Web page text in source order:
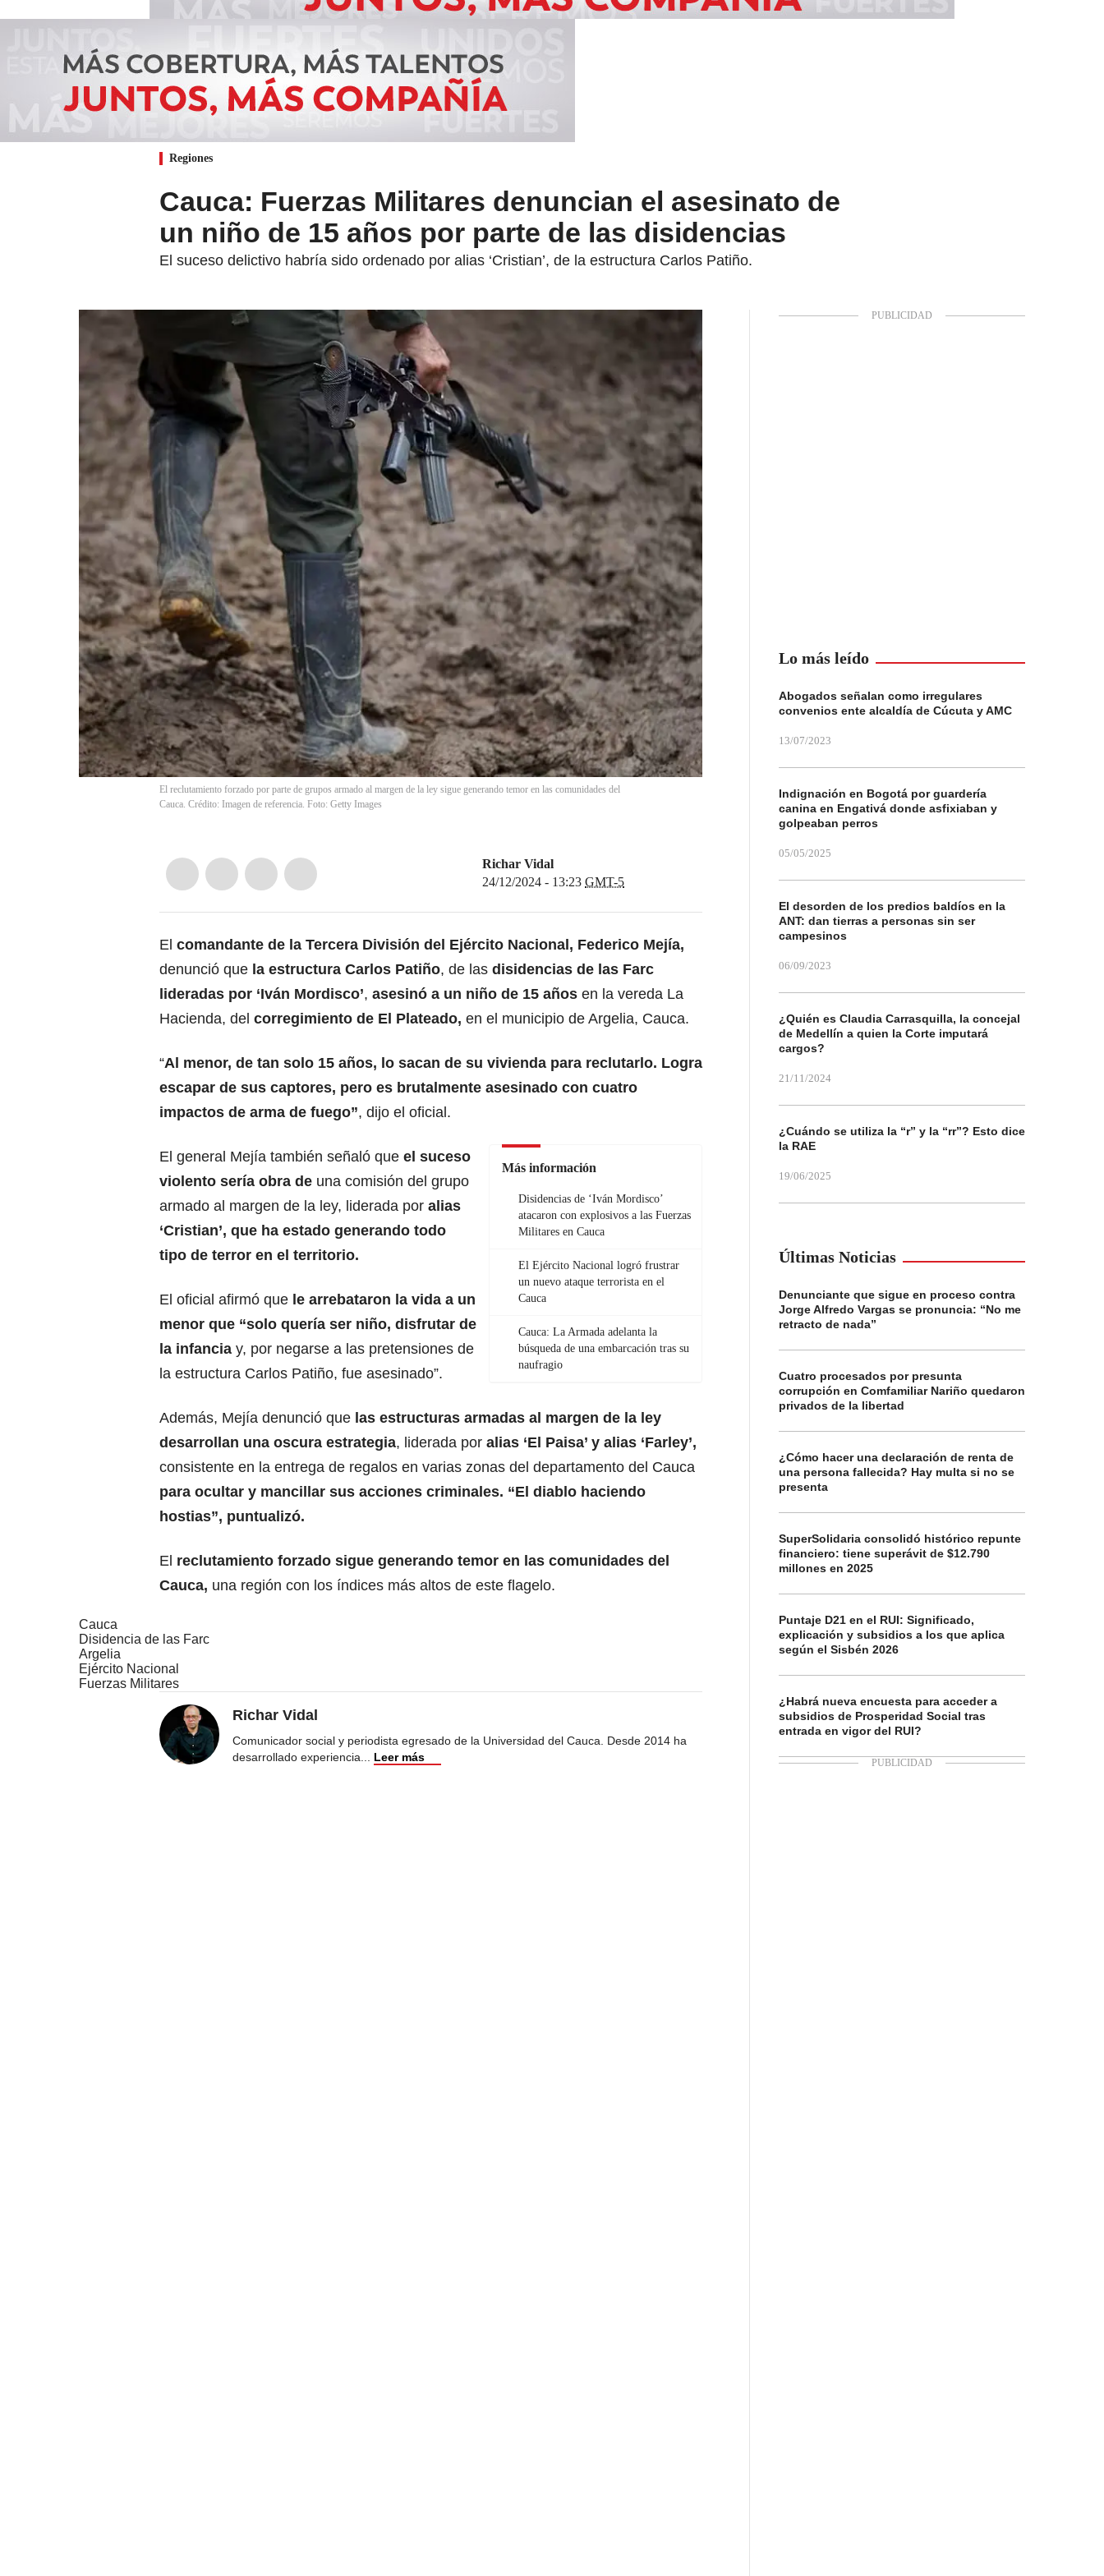
Regiones
Cauca: Fuerzas Militares denuncian el asesinato de
un niño de 15 años por parte de las disidencias
El suceso delictivo habría sido ordenado por alias ‘Cristian’, de la estructura Carlos Patiño.
El reclutamiento forzado por parte de grupos armado al margen de la ley sigue generando temor en las comunidades del
Cauca. Crédito: Imagen de referencia. Foto: Getty Images
Richar Vidal
24/12/2024 - 13:23 GMT-5
El comandante de la Tercera División del Ejército Nacional, Federico Mejía,
denunció que la estructura Carlos Patiño, de las disidencias de las Farc
lideradas por ‘Iván Mordisco’, asesinó a un niño de 15 años en la vereda La
Hacienda, del corregimiento de El Plateado, en el municipio de Argelia, Cauca.
“Al menor, de tan solo 15 años, lo sacan de su vivienda para reclutarlo. Logra
escapar de sus captores, pero es brutalmente asesinado con cuatro
impactos de arma de fuego”, dijo el oficial.
Más información
Disidencias de ‘Iván Mordisco’
atacaron con explosivos a las Fuerzas
Militares en Cauca
El Ejército Nacional logró frustrar
un nuevo ataque terrorista en el
Cauca
Cauca: La Armada adelanta la
búsqueda de una embarcación tras su
naufragio
El general Mejía también señaló que el suceso
violento sería obra de una comisión del grupo
armado al margen de la ley, liderada por alias
‘Cristian’, que ha estado generando todo
tipo de terror en el territorio.
El oficial afirmó que le arrebataron la vida a un
menor que “solo quería ser niño, disfrutar de
la infancia y, por negarse a las pretensiones de
la estructura Carlos Patiño, fue asesinado”.
Además, Mejía denunció que las estructuras armadas al margen de la ley
desarrollan una oscura estrategia, liderada por alias ‘El Paisa’ y alias ‘Farley’,
consistente en la entrega de regalos en varias zonas del departamento del Cauca
para ocultar y mancillar sus acciones criminales. “El diablo haciendo
hostias”, puntualizó.
El reclutamiento forzado sigue generando temor en las comunidades del
Cauca, una región con los índices más altos de este flagelo.
Cauca
Disidencia de las Farc
Argelia
Ejército Nacional
Fuerzas Militares
Richar Vidal
Comunicador social y periodista egresado de la Universidad del Cauca. Desde 2014 ha
desarrollado experiencia... Leer más
Lo más leído
Abogados señalan como irregulares
convenios ente alcaldía de Cúcuta y AMC
13/07/2023
Indignación en Bogotá por guardería
canina en Engativá donde asfixiaban y
golpeaban perros
05/05/2025
El desorden de los predios baldíos en la
ANT: dan tierras a personas sin ser
campesinos
06/09/2023
¿Quién es Claudia Carrasquilla, la concejal
de Medellín a quien la Corte imputará
cargos?
21/11/2024
¿Cuándo se utiliza la “r” y la “rr”? Esto dice
la RAE
19/06/2025
Últimas Noticias
Denunciante que sigue en proceso contra
Jorge Alfredo Vargas se pronuncia: “No me
retracto de nada”
Cuatro procesados por presunta
corrupción en Comfamiliar Nariño quedaron
privados de la libertad
¿Cómo hacer una declaración de renta de
una persona fallecida? Hay multa si no se
presenta
SuperSolidaria consolidó histórico repunte
financiero: tiene superávit de $12.790
millones en 2025
Puntaje D21 en el RUI: Significado,
explicación y subsidios a los que aplica
según el Sisbén 2026
¿Habrá nueva encuesta para acceder a
subsidios de Prosperidad Social tras
entrada en vigor del RUI?